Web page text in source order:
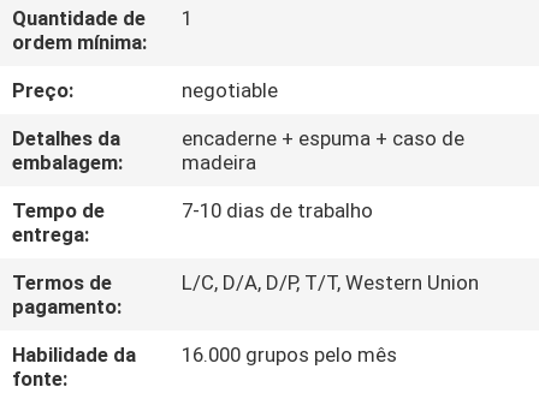
CONTROLE
DA
QUALIDADE
CONTACTE-
NOS
NOTÍCIA
Quantidade de
ordem mínima:
1
Preço:
negotiable
Detalhes da
embalagem:
encaderne + espuma + caso de
madeira
Tempo de
entrega:
7-10 dias de trabalho
Termos de
pagamento:
L/C, D/A, D/P, T/T, Western Union
Habilidade da
fonte:
16.000 grupos pelo mês